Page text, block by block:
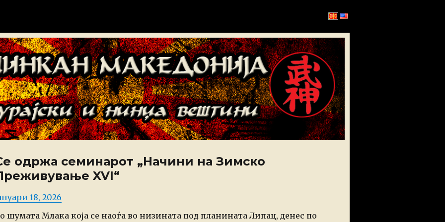
одржа семинарот „Начини на Зимско
XVI“
18, 2026
шумата Млака која се наоѓа во низината под планината Липац, денес по